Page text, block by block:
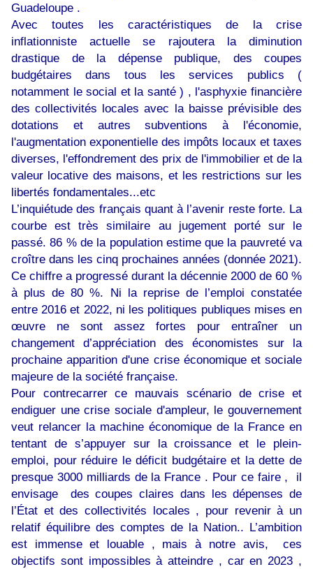
Guadeloupe .
Avec toutes les caractéristiques de la crise
inflationniste actuelle se rajoutera la diminution
drastique de la dépense publique, des coupes
budgétaires dans tous les services publics (
notamment le social et la santé ) , l'asphyxie financière
des collectivités locales avec la baisse prévisible des
dotations et autres subventions à l'économie,
l'augmentation exponentielle des impôts locaux et taxes
diverses, l'effondrement des prix de l'immobilier et de la
valeur locative des maisons, et les restrictions sur les
libertés fondamentales...etc
L’inquiétude des français quant à l’avenir reste forte. La
courbe est très similaire au jugement porté sur le
passé. 86 % de la population estime que la pauvreté va
croître dans les cinq prochaines années (donnée 2021).
Ce chiffre a progressé durant la décennie 2000 de 60 %
à plus de 80 %. Ni la reprise de l’emploi constatée
entre 2016 et 2022, ni les politiques publiques mises en
œuvre ne sont assez fortes pour entraîner un
changement d’appréciation des économistes sur la
prochaine apparition d'une crise économique et sociale
majeure de la société française.
Pour contrecarrer ce mauvais scénario de crise et
endiguer une crise sociale d'ampleur, le gouvernement
veut relancer la machine économique de la France en
tentant de s’appuyer sur la croissance et le plein-
emploi, pour réduire le déficit budgétaire et la dette de
presque 3000 milliards de la France . Pour ce faire , il
envisage des coupes claires dans les dépenses de
l’État et des collectivités locales , pour revenir à un
relatif équilibre des comptes de la Nation.. L’ambition
est immense et louable , mais à notre avis, ces
objectifs sont impossibles à atteindre , car en 2023 ,